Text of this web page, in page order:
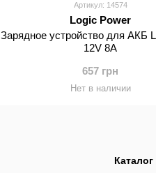
Артикул: 14574
Logic Power
Зарядное устройство для АКБ
12V 8A
657 грн
Нет в наличии
Каталог